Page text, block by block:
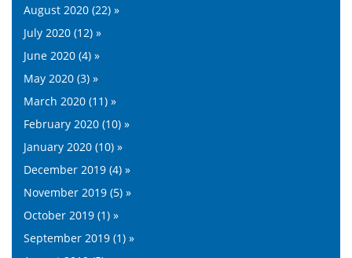
August 2020 (22) »
July 2020 (12) »
June 2020 (4) »
May 2020 (3) »
March 2020 (11) »
February 2020 (10) »
January 2020 (10) »
December 2019 (4) »
November 2019 (5) »
October 2019 (1) »
September 2019 (1) »